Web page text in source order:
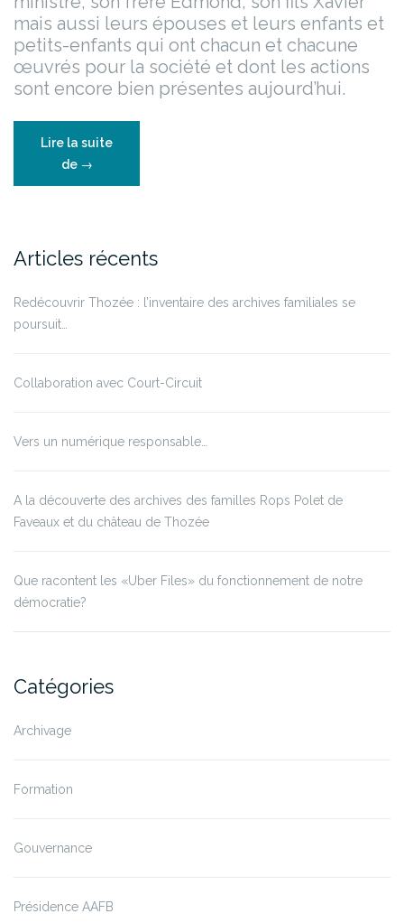
mais aussi leurs épouses et leurs enfants et
petits-enfants qui ont chacun et chacune
œuvrés pour la société et dont les actions
sont encore bien présentes aujourd’hui.
Lire la suite
de “Les
archives
lignée
→
Articles récents
Redécouvrir Thozée : l’inventaire des archives familiales se
poursuit…
Collaboration avec Court-Circuit
Vers un numérique responsable…
A la découverte des archives des familles Rops Polet de
Faveaux et du château de Thozée
Que racontent les «Uber Files» du fonctionnement de notre
démocratie?
Catégories
Archivage
Formation
Gouvernance
Présidence AAFB